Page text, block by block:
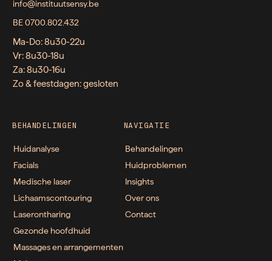
info@instituutsensy.be
BE 0700.802.432
Ma-Do: 8u30-22u
Vr: 8u30-18u
Za: 8u30-16u
Zo & feestdagen: gesloten
BEHANDELINGEN
Huidanalyse
Facials
Medische laser
Lichaamscontouring
Laserontharing
Gezonde hoofdhuid
Massages en arrangementen
NAVIGATIE
Behandelingen
Huidproblemen
Insights
Over ons
Contact